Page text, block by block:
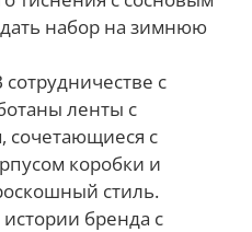
набор на зимнюю
сотрудничестве с
ленты с
сочетающиеся с
коробки и
стиль.
бренда с